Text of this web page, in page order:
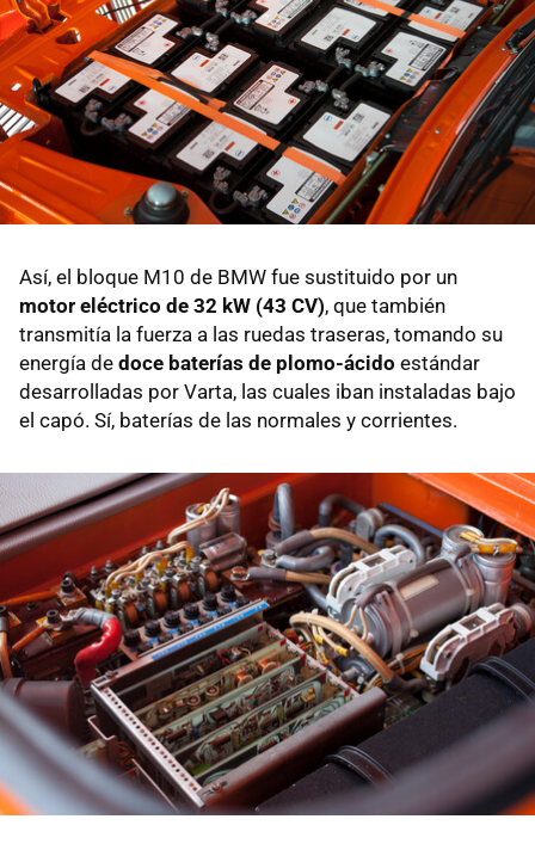
Así, el bloque M10 de BMW fue sustituido por un
motor eléctrico de 32 kW (43 CV), que también
transmitía la fuerza a las ruedas traseras, tomando su
energía de doce baterías de plomo-ácido estándar
desarrolladas por Varta, las cuales iban instaladas bajo
el capó. Sí, baterías de las normales y corrientes.